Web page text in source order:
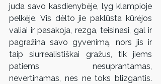
juda savo kasdienybėje, lyg klampioje
pelkėje. Vis dėlto jie paklūsta kūrėjos
valiai ir pasakoja, rezga, teisinasi, gal ir
pagražina savo gyvenimą, nors jis ir
taip siurrealistiškai gražus, tik jiems
patiems nesuprantamas,
nevertinamas, nes ne toks blizgantis.